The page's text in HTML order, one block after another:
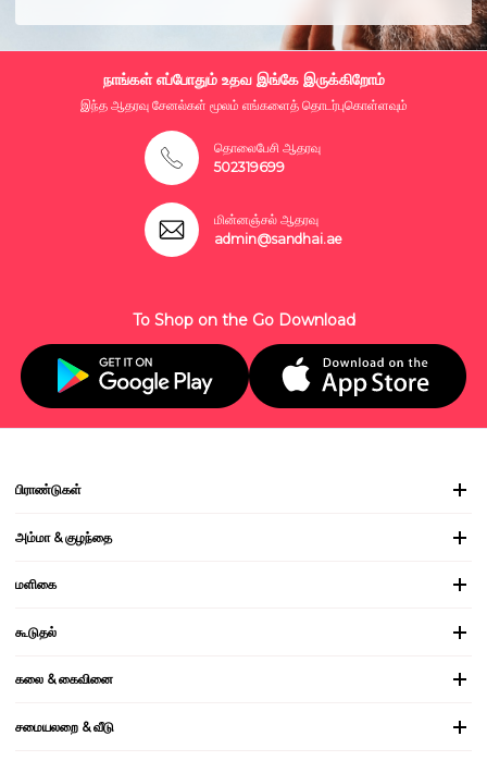
நாங்கள் எப்போதும் உதவ இங்கே இருக்கிறோம்
இந்த ஆதரவு சேனல்கள் மூலம் எங்களைத் தொடர்புகொள்ளவும்
தொலைபேசி ஆதரவு
502319699
மின்னஞ்சல் ஆதரவு
admin@sandhai.ae
To Shop on the Go Download
பிராண்டுகள்
அம்மா & குழந்தை
மளிகை
கூடுதல்
கலை & கைவினை
சமையலறை & வீடு